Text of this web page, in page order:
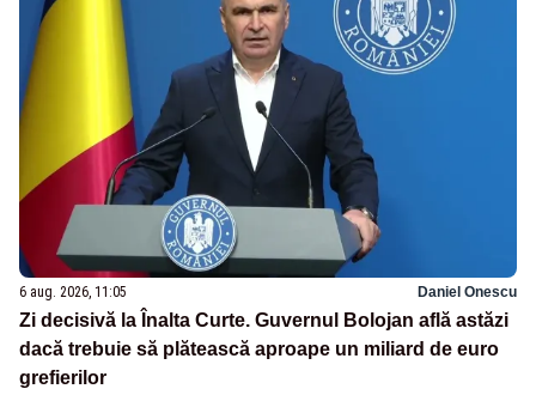
6 aug. 2026, 11:05 Daniel Onescu
Zi decisivă la Înalta Curte. Guvernul Bolojan află astăzi
dacă trebuie să plătească aproape un miliard de euro
grefierilor